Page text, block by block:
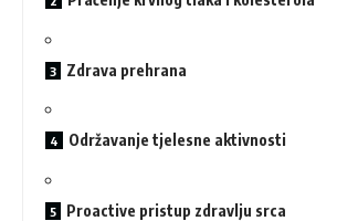
Zdrava prehrana
Održavanje tjelesne aktivnosti
Proactive pristup zdravlju srca